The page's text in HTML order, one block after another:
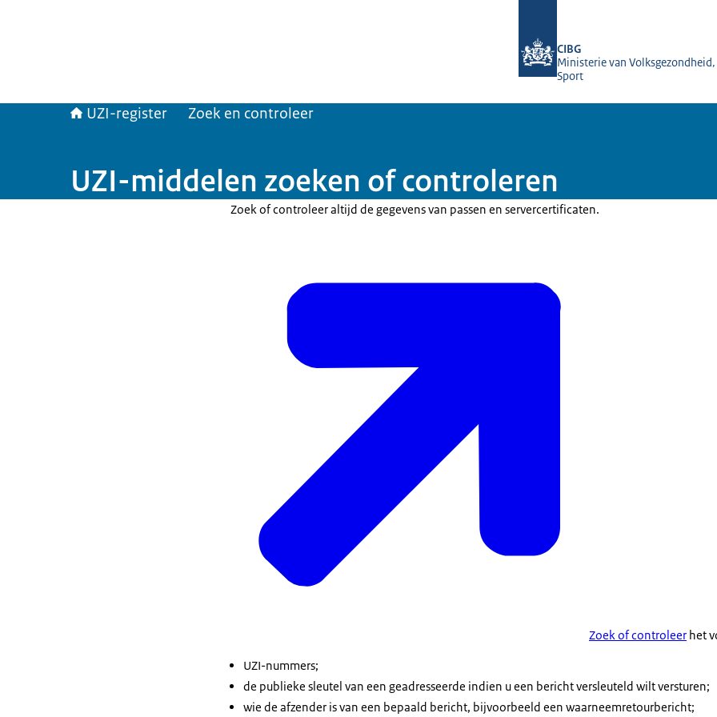
CIBG
Ministerie van
Sport
UZI-register Zoek en controleer
UZI-middelen zoeken of controleren
Zoek of controleer altijd de gegevens van passen en servercertificaten.
Zoek of controleer het
UZI-nummers;
de publieke sleutel van een geadresseerde indien u een bericht versleuteld wilt versturen;
wie de afzender is van een bepaald bericht, bijvoorbeeld een waarneemretourbericht;